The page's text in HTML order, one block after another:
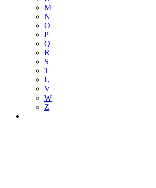
M
N
O
P
Q
R
S
T
U
V
W
Z